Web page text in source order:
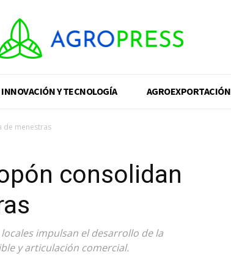
INNOVACIÓN Y TECNOLOGÍA AGROEXPORTACIÓN
de menestras
consolidan
impulsan el desarrollo de la
y articulación comercial.